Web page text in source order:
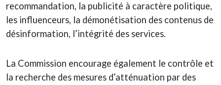
recommandation, la publicité à caractère politique,
les influenceurs, la démonétisation des contenus de
désinformation, l’intégrité des services.
La Commission encourage également le contrôle et
la recherche des mesures d’atténuation par des